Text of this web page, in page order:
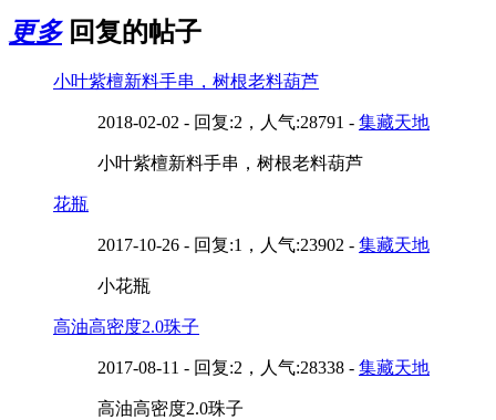
更多 回复的帖子
小叶紫檀新料手串，树根老料葫芦
2018-02-02 - 回复:2，人气:28791 - 集藏天地
小叶紫檀新料手串，树根老料葫芦
花瓶
2017-10-26 - 回复:1，人气:23902 - 集藏天地
小花瓶
高油高密度2.0珠子
2017-08-11 - 回复:2，人气:28338 - 集藏天地
高油高密度2.0珠子